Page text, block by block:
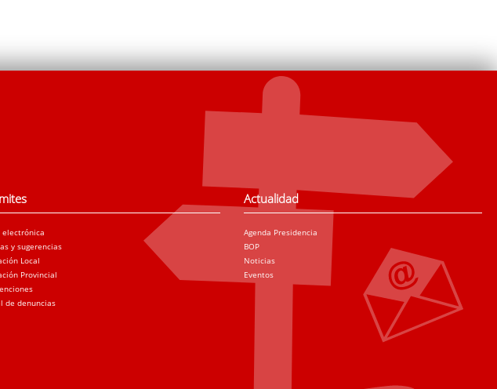
electrónica
y sugerencias
Local
Provincial
de denuncias
Actualidad
Agenda Presidencia
BOP
Noticias
Eventos